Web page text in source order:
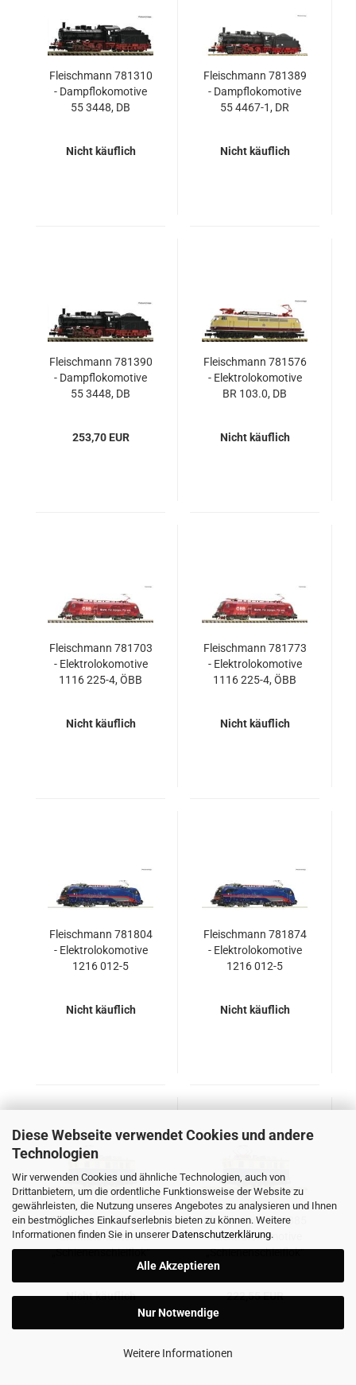
Diese Webseite verwendet Cookies und andere
Technologien
Wir verwenden Cookies und ähnliche Technologien, auch von
Drittanbietern, um die ordentliche Funktionsweise der Website zu
gewährleisten, die Nutzung unseres Angebotes zu analysieren und Ihnen
ein bestmögliches Einkaufserlebnis bieten zu können. Weitere
Informationen finden Sie in unserer Datenschutzerklärung.
Alle Akzeptieren
Nur Notwendige
Weitere Informationen
Fleischmann 781310
- Dampflokomotive
55 3448, DB
Nicht käuflich
Fleischmann 781389
- Dampflokomotive
55 4467-1, DR
Nicht käuflich
Fleischmann 781390
- Dampflokomotive
55 3448, DB
253,70 EUR
Fleischmann 781576
- Elektrolokomotive
BR 103.0, DB
Nicht käuflich
Fleischmann 781703
- Elektrolokomotive
1116 225-4, ÖBB
Nicht käuflich
Fleischmann 781773
- Elektrolokomotive
1116 225-4, ÖBB
Nicht käuflich
Fleischmann 781804
- Elektrolokomotive
1216 012-5
Nicht käuflich
Fleischmann 781874
- Elektrolokomotive
1216 012-5
Nicht käuflich
Fleischmann 796805
- Elektrolokomotive
„Schienenschleiflok“
Nicht käuflich
Fleischmann 796885
- Elektrolokomotive
„Schienenschleiflok“
222,55 EUR